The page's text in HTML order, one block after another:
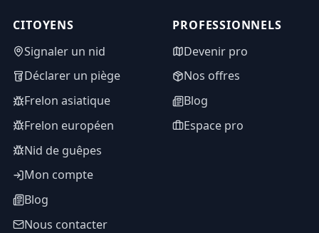
CITOYENS
Signaler un nid
Déclarer un piège
Frelon asiatique
Frelon européen
Nid de guêpes
Mon compte
Blog
Nous contacter
PROFESSIONNELS
Devenir pro
Nos offres
Blog
Espace pro